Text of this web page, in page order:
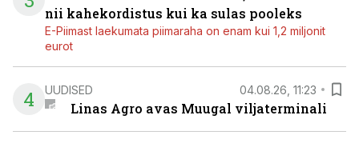
nii kahekordistus kui ka sulas pooleks
E-Piimast laekumata piimaraha on enam kui 1,2 miljonit
eurot
4 UUDISED 04.08.26, 11:23
Linas Agro avas Muugal viljaterminali